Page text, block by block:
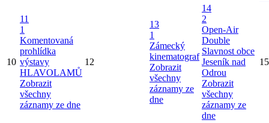
10
11
1
Komentovaná
prohlídka
výstavy
HLAVOLAMŮ
Zobrazit
všechny
záznamy ze dne
12
13
1
Zámecký
kinematograf
Zobrazit
všechny
záznamy ze
dne
14
2
Open-Air
Double
Slavnost obce
Jeseník nad
Odrou
Zobrazit
všechny
záznamy ze
dne
15